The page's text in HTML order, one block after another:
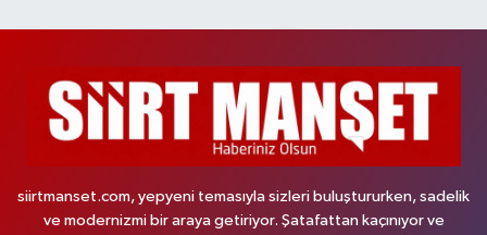
siirtmanset.com, yepyeni temasıyla sizleri buluştururken, sadelik
ve modernizmi bir araya getiriyor. Şatafattan kaçınıyor ve